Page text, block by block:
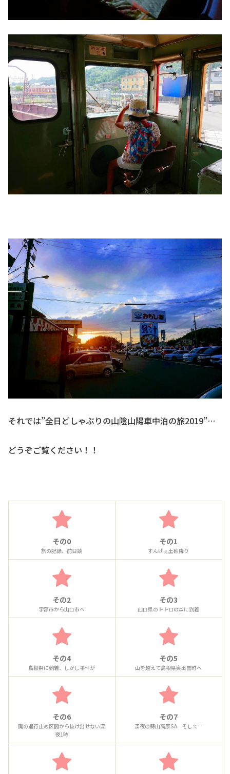
それでは”全日どしゃぶりの山陰山陽車中泊の旅2019”…
どうぞご覧ください！！
その0
旅の記録、前日談
その1
すんげぇ土砂降り
その2
宇部市から山口市へ
その3
山口県のトトロの森に到着
その4
島根県に到着、しかし事件が
その5
山を越えて島根県奥出雲町へ
その6
魔の通行止め区間から抜け出せない深
夜1時
その7
深夜の蒜山高原SA そして…